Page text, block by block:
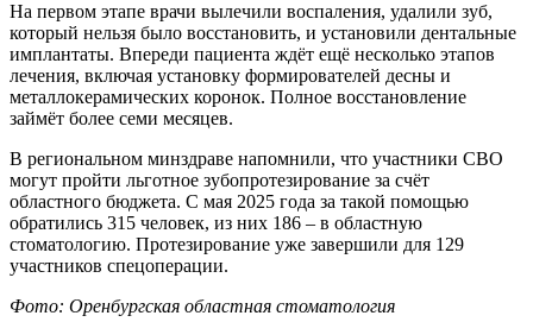
На первом этапе врачи вылечили воспаления, удалили зуб,
который нельзя было восстановить, и установили дентальные
имплантаты. Впереди пациента ждёт ещё несколько этапов
лечения, включая установку формирователей десны и
металлокерамических коронок. Полное восстановление
займёт более семи месяцев.
В региональном минздраве напомнили, что участники СВО
могут пройти льготное зубопротезирование за счёт
областного бюджета. С мая 2025 года за такой помощью
обратились 315 человек, из них 186 – в областную
стоматологию. Протезирование уже завершили для 129
участников спецоперации.
Фото: Оренбургская областная стоматология